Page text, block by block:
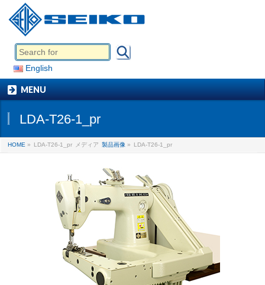
English
MENU
LDA-T26-1_pr
HOME » LDA-T26-1_pr メディア 製品画像 » LDA-T26-1_pr